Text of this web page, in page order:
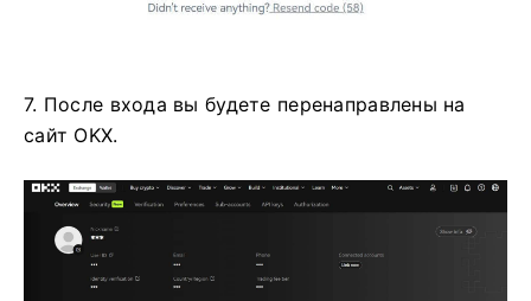
7. После входа вы будете перенаправлены на
сайт OKX.